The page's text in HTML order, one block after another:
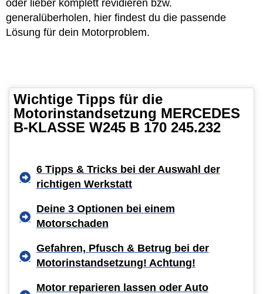
oder lieber komplett revidieren bzw.
generalüberholen, hier findest du die passende
Lösung für dein Motorproblem.
Wichtige Tipps für die
Motorinstandsetzung MERCEDES
B-KLASSE W245 B 170 245.232
6 Tipps & Tricks bei der Auswahl der
richtigen Werkstatt
Deine 3 Optionen bei einem
Motorschaden
Gefahren, Pfusch & Betrug bei der
Motorinstandsetzung! Achtung!
Motor reparieren lassen oder Auto